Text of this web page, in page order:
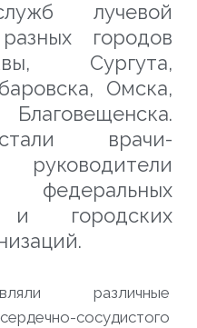
лучевой
городов
Сургута,
Омска,
врачи-
федеральных
городских
различные
сосудистого